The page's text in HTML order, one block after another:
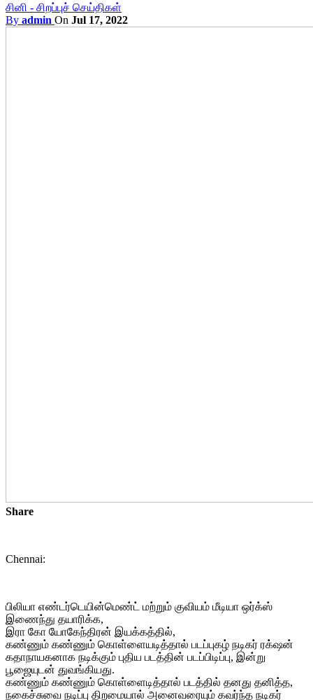
சினி - சிறப்புச் செய்திகள்
By admin On Jul 17, 2022
Share
Chennai:
பிலியா எண்டர்டெயின்மெண்ட் மற்றும் குவியம் மீடியா ஒர்க்ஸ்
இணைந்து தயாரிக்க,
இரா கோ யோகேந்திரன் இயக்கத்தில்,
கண்ணும் கண்ணும் கொள்ளையடித்தால் படப்புகழ் நடிகர் ரக்‌ஷன்
கதாநாயகனாக நடிக்கும் புதிய படத்தின் படப்பிடிப்பு, இன்று
பூஜையுடன் துவங்கியது.
கண்ணும் கண்ணும் கொள்ளைடித்தால் படத்தில் தனது தனித்த,
நகைச்சுவை நடிப்பு திறமையால் அனைவரையும் கவர்ந்த நடிகர்